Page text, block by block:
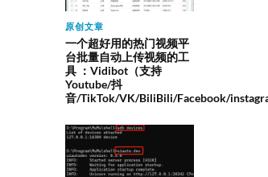
原创文章
一个超好用的热门视频平
台批量自动上传视频的工
具 ：Vidibot（支持
Youtube/抖
音/TikTok/VK/BiliBili/Facebook/